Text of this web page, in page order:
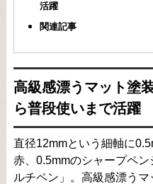
活躍
関連記事
高級感漂うマット塗
ら普段使いまで活躍
直径12mmという細軸に
赤、0.5mmのシャープペ
ルチペン」。高級感漂う